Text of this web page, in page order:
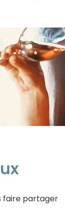
faire partager